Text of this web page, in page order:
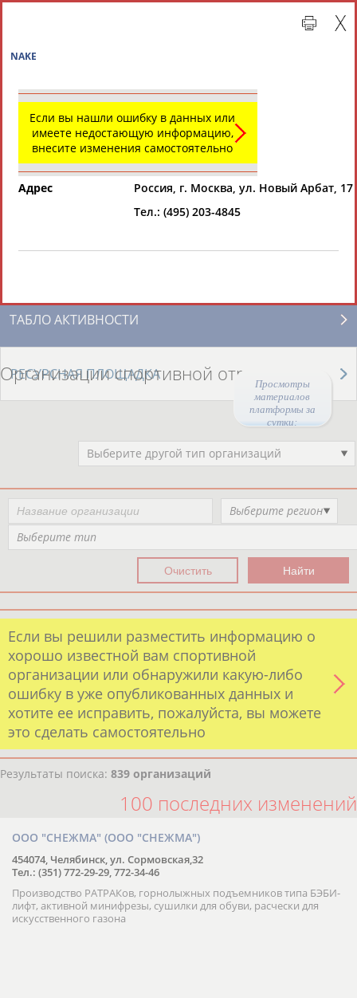
Просмотры
материалов
платформы за
сутки:
Организации спортивной отрасли
ТАБЛО АКТИВНОСТИ
РЕСУРСНАЯ ПЛОЩАДКА
Организации спортивной отрасли
Выберите другой тип организаций
Выберите регион
Выберите тип
Если вы решили разместить информацию о
хорошо известной вам спортивной
организации или обнаружили какую-либо
ошибку в уже опубликованных данных и
хотите ее исправить, пожалуйста, вы можете
это сделать самостоятельно
Результаты поиска: 839 организаций
100 последних изменений
ООО "СНЕЖМА" (ООО "СНЕЖМА")
454074, Челябинск, ул. Сормовская,32
Тел.: (351) 772-29-29, 772-34-46
Производство РАТРАКов, горнолыжных подъемников типа БЭБИ-
лифт, активной минифрезы, сушилки для обуви, расчески для
искусственного газона
Если вы нашли ошибку в данных или
имеете недостающую информацию,
внесите изменения самостоятельно
Адрес
Россия, г. Москва, ул. Новый Арбат, 17
Тел.: (495) 203-4845